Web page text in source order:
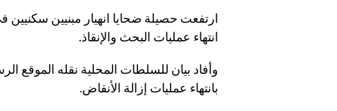
انتهاء عمليات البحث والإنقاذ.
بانتهاء عمليات إزالة الأنقاض.